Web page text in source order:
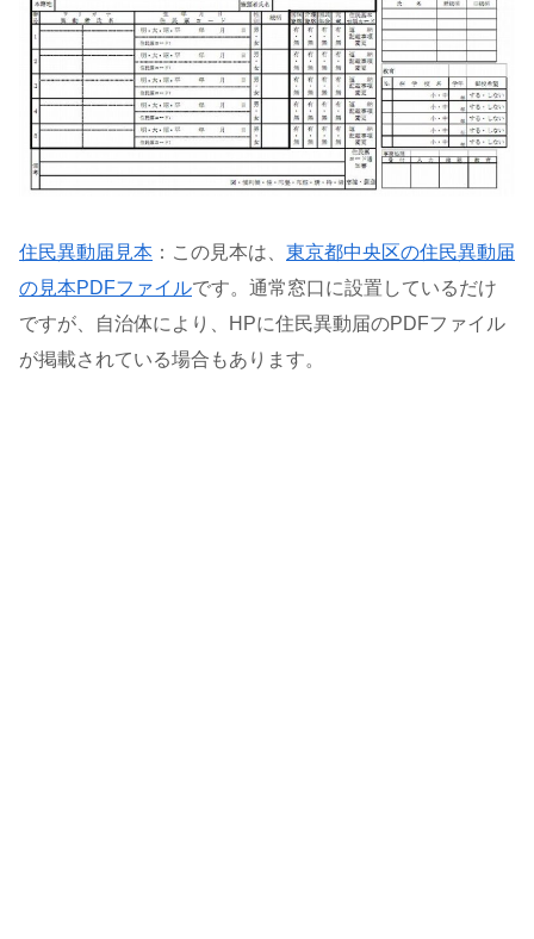
住民異動届見本 ：この見本は、 東京都中央区の住民異動届
の見本PDFファイルです。通常窓口に設置しているだけ
ですが、自治体により、HPに住民異動届のPDFファイル
が掲載されている場合もあります。